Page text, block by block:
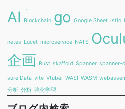
AI Blockchain go Google Sheet istio
netes Lucet microservice NATS
企画 Rust skaffold Spanner spanner-
sure Data vite Vtuber WASI WASM
分析 分析 強化学習